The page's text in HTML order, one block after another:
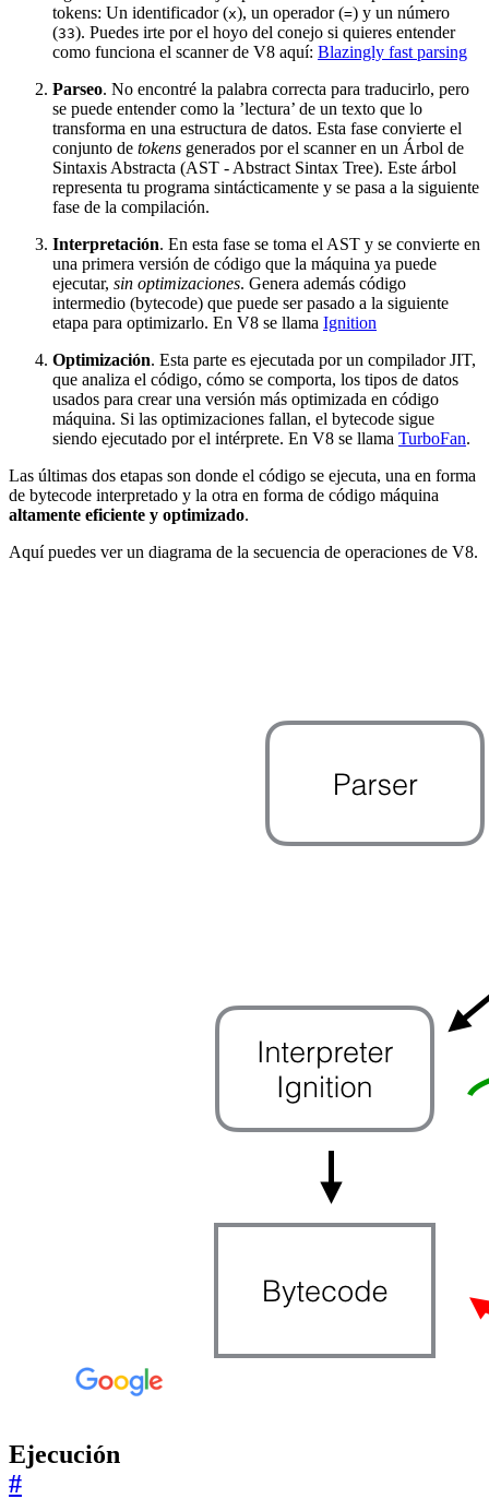
tokens: Un identificador (x), un operador (=) y un número
(33). Puedes irte por el hoyo del conejo si quieres entender
como funciona el scanner de V8 aquí: Blazingly fast parsing
Parseo. No encontré la palabra correcta para traducirlo, pero
se puede entender como la ’lectura’ de un texto que lo
transforma en una estructura de datos. Esta fase convierte el
conjunto de tokens generados por el scanner en un Árbol de
Sintaxis Abstracta (AST - Abstract Sintax Tree). Este árbol
representa tu programa sintácticamente y se pasa a la siguiente
fase de la compilación.
Interpretación. En esta fase se toma el AST y se convierte en
una primera versión de código que la máquina ya puede
ejecutar, sin optimizaciones. Genera además código
intermedio (bytecode) que puede ser pasado a la siguiente
etapa para optimizarlo. En V8 se llama Ignition
Optimización. Esta parte es ejecutada por un compilador JIT,
que analiza el código, cómo se comporta, los tipos de datos
usados para crear una versión más optimizada en código
máquina. Si las optimizaciones fallan, el bytecode sigue
siendo ejecutado por el intérprete. En V8 se llama TurboFan.
Las últimas dos etapas son donde el código se ejecuta, una en forma
de bytecode interpretado y la otra en forma de código máquina
altamente eficiente y optimizado.
Aquí puedes ver un diagrama de la secuencia de operaciones de V8.
Ejecución
#